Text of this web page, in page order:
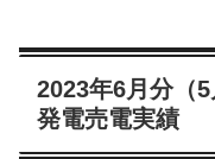
2023年6月分（
発電売電実績